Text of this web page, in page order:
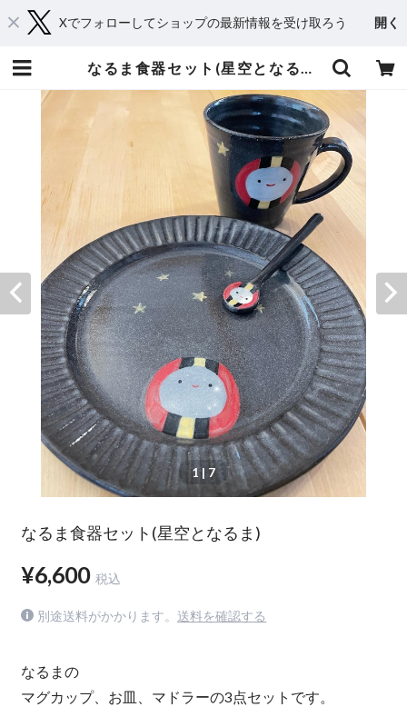
Xでフォローしてショップの最新情報を受け取ろう 開く
なるま食器セット(星空となるま) | naruma
1| 7
なるま食器セット(星空となるま)
¥6,600 税込
別途送料がかかります。 送料を確認する
なるまの
マグカップ、お皿、マドラーの3点セットです。